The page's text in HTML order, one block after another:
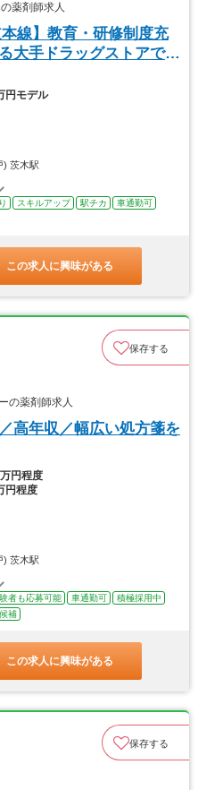
薬剤師求人
線】教育・研修制度充
大手ドラッグストアで
円モデル
) 茨木駅
スキルアップ 駅チカ
車通勤可
この求人に興味がある
保存する
の薬剤師求人
高年収／幅広い処方箋を
円程度
円程度
) 茨木駅
者も応募可能 車通勤可
積極採用中
補
この求人に興味がある
保存する